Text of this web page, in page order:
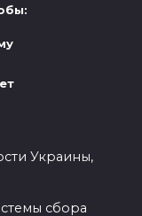
Украины,
сбора